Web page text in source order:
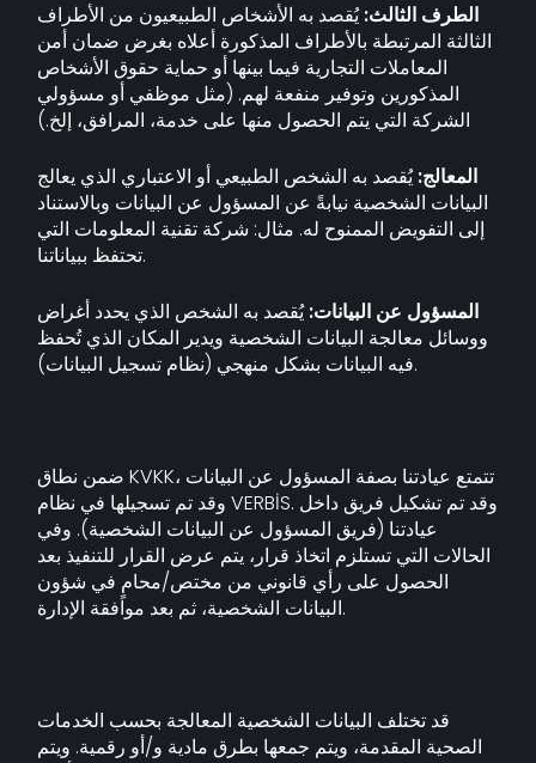
الطرف الثالث:يُقصد به الأشخاص الطبيعيون من الأطراف
الثالثة المرتبطة بالأطراف المذكورة أعلاه بغرض ضمان أمن
المعاملات التجارية فيما بينها أو حماية حقوق الأشخاص
المذكورين وتوفير منفعة لهم. (مثل موظفي أو مسؤولي
الشركة التي يتم الحصول منها على خدمة، المرافق، إلخ.)
المعالج:يُقصد به الشخص الطبيعي أو الاعتباري الذي يعالج
البيانات الشخصية نيابةً عن المسؤول عن البيانات وبالاستناد
إلى التفويض الممنوح له. مثال: شركة تقنية المعلومات التي
تحتفظ ببياناتنا.
المسؤول عن البيانات:يُقصد به الشخص الذي يحدد أغراض
ووسائل معالجة البيانات الشخصية ويدير المكان الذي تُحفظ
فيه البيانات بشكل منهجي (نظام تسجيل البيانات).
ضمن نطاق KVKK، تتمتع عيادتنا بصفة المسؤول عن البيانات
وقد تم تسجيلها في نظام VERBİS. وقد تم تشكيل فريق داخل
عيادتنا (فريق المسؤول عن البيانات الشخصية). وفي
الحالات التي تستلزم اتخاذ قرار، يتم عرض القرار للتنفيذ بعد
الحصول على رأي قانوني من مختص/محامٍ في شؤون
البيانات الشخصية، ثم بعد موافقة الإدارة.
قد تختلف البيانات الشخصية المعالجة بحسب الخدمات
الصحية المقدمة، ويتم جمعها بطرق مادية و/أو رقمية. ويتم